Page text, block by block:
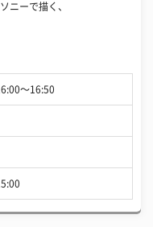
ニーで描く、
〜16:50